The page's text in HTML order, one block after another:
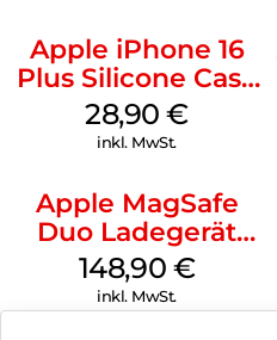
Apple iPhone 16
Plus Silicone Case
MagSafe Black
28,90€
inkl. MwSt.
Apple MagSafe
Duo Ladegerät
Weiß
148,90 €
inkl. MwSt.